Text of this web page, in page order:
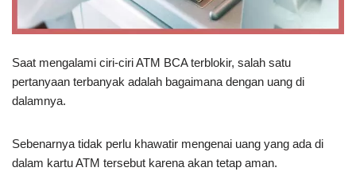
Saat mengalami ciri-ciri ATM BCA terblokir, salah satu
pertanyaan terbanyak adalah bagaimana dengan uang di
dalamnya.
Sebenarnya tidak perlu khawatir mengenai uang yang ada di
dalam kartu ATM tersebut karena akan tetap aman.